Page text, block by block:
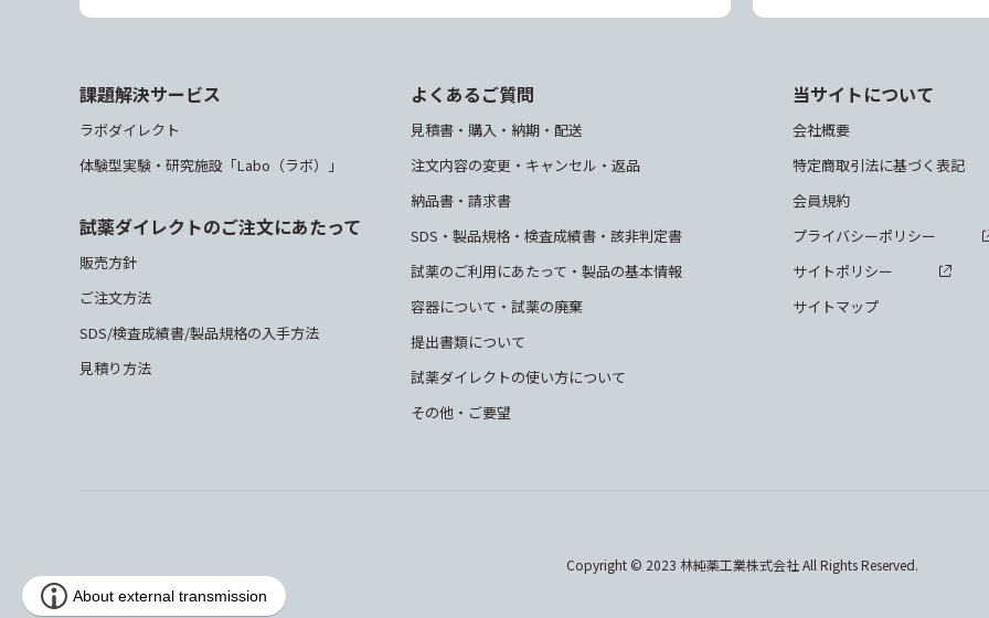
課題解決サービス
ラボダイレクト
体験型実験・研究施設「Labo（ラボ）」
試薬ダイレクトのご注文にあたって
販売方針
ご注文方法
SDS/検査成績書/製品規格の入手方法
見積り方法
よくあるご質問
見積書・購入・納期・配送
注文内容の変更・キャンセル・返品
納品書・請求書
SDS・製品規格・検査成績書・該非判定書
試薬のご利用にあたって・製品の基本情報
容器について・試薬の廃棄
提出書類について
試薬ダイレクトの使い方について
その他・ご要望
当サイトについて
会社概要
特定商取引法に基づく表記
会員規約
プライバシーポリシー
サイトポリシー
サイトマップ
Copyright © 2023 林純薬工業株式会社 All Rights Reserved.